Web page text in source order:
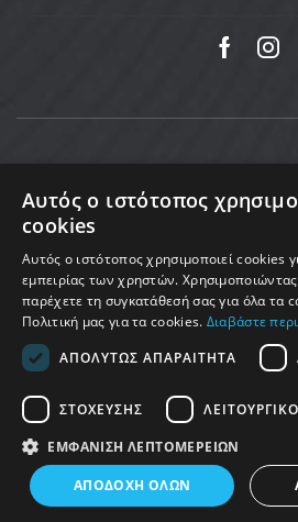
Copyright © 2025 MoveMed. Made
Home Shop
Αυτός ο ιστότοπος
cookies
Αυτός ο ιστότοπος χρησιμοποιεί cookies
εμπειρίας των χρηστών.
παρέχετε τη συγκατάθεσή σας για όλα τα
Πολιτική μας για τα cookies. Διαβάστε
ΑΠΟΛΎΤΩΣ ΑΠΑΡΑΊΤΗΤΑ
ΣΤΌΧΕΥΣΗΣ
ΕΜΦΆΝΙΣΗ ΛΕΠΤΟΜΕΡΕΙΏΝ
ΑΠΟΔΟΧΉ ΌΛΩΝ